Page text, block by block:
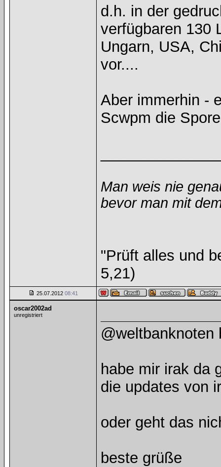
d.h. in der
verfügbaren 130
Ungarn, USA,
vor....
Aber immerhin -
Scwpm die
Man weis nie
bevor man mit
"Prüft alles und
5,21)
25.07.2012 08:41
oscar2002ad
unregistriert
habe mir irak da
die updates von
oder geht das
beste grüße